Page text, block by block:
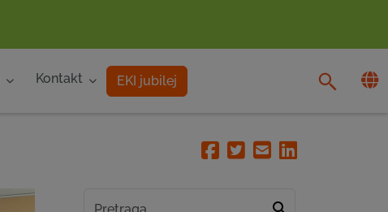
Kontakt EKI jubilej
Facebook
TwitterEmailLinkedin